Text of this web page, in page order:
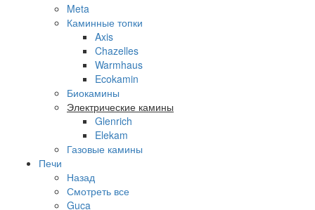
Meta
Каминные топки
Axis
Chazelles
Warmhaus
Ecokamin
Биокамины
Электрические камины
Glenrich
Elekam
Газовые камины
Печи
Назад
Смотреть все
Guca